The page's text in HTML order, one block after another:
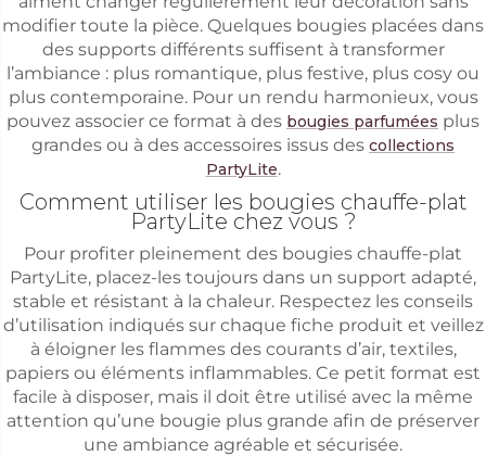
modifier toute la pièce. Quelques bougies placées dans
des supports différents suffisent à transformer
l’ambiance : plus romantique, plus festive, plus cosy ou
plus contemporaine. Pour un rendu harmonieux, vous
pouvez associer ce format à des bougies parfumées plus
grandes ou à des accessoires issus des collections
PartyLite.
Comment utiliser les bougies chauffe-plat
PartyLite chez vous ?
Pour profiter pleinement des bougies chauffe-plat
PartyLite, placez-les toujours dans un support adapté,
stable et résistant à la chaleur. Respectez les conseils
d’utilisation indiqués sur chaque fiche produit et veillez
à éloigner les flammes des courants d’air, textiles,
papiers ou éléments inflammables. Ce petit format est
facile à disposer, mais il doit être utilisé avec la même
attention qu’une bougie plus grande afin de préserver
une ambiance agréable et sécurisée.